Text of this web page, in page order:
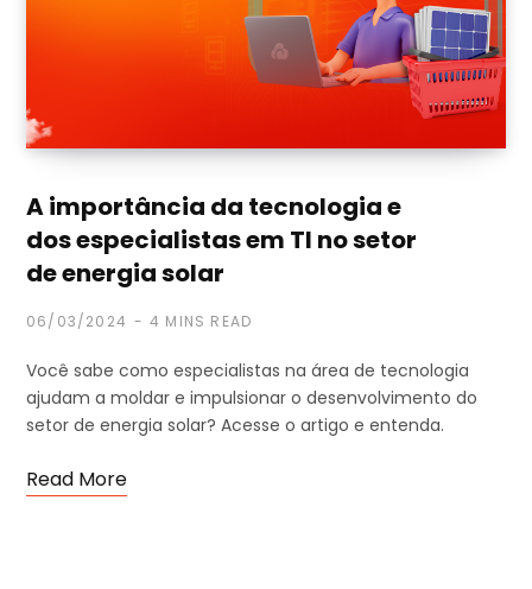
A importância da tecnologia e
dos especialistas em TI no setor
de energia solar
06/03/2024 4 MINS READ
Você sabe como especialistas na área de tecnologia
ajudam a moldar e impulsionar o desenvolvimento do
setor de energia solar? Acesse o artigo e entenda.
Read More